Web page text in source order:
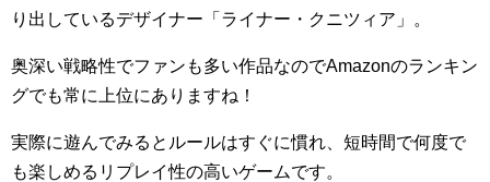
り出しているデザイナー「ライナー・クニツィア」。
奥深い戦略性でファンも多い作品なのでAmazonのランキン
グでも常に上位にありますね！
実際に遊んでみるとルールはすぐに慣れ、短時間で何度で
も楽しめるリプレイ性の高いゲームです。